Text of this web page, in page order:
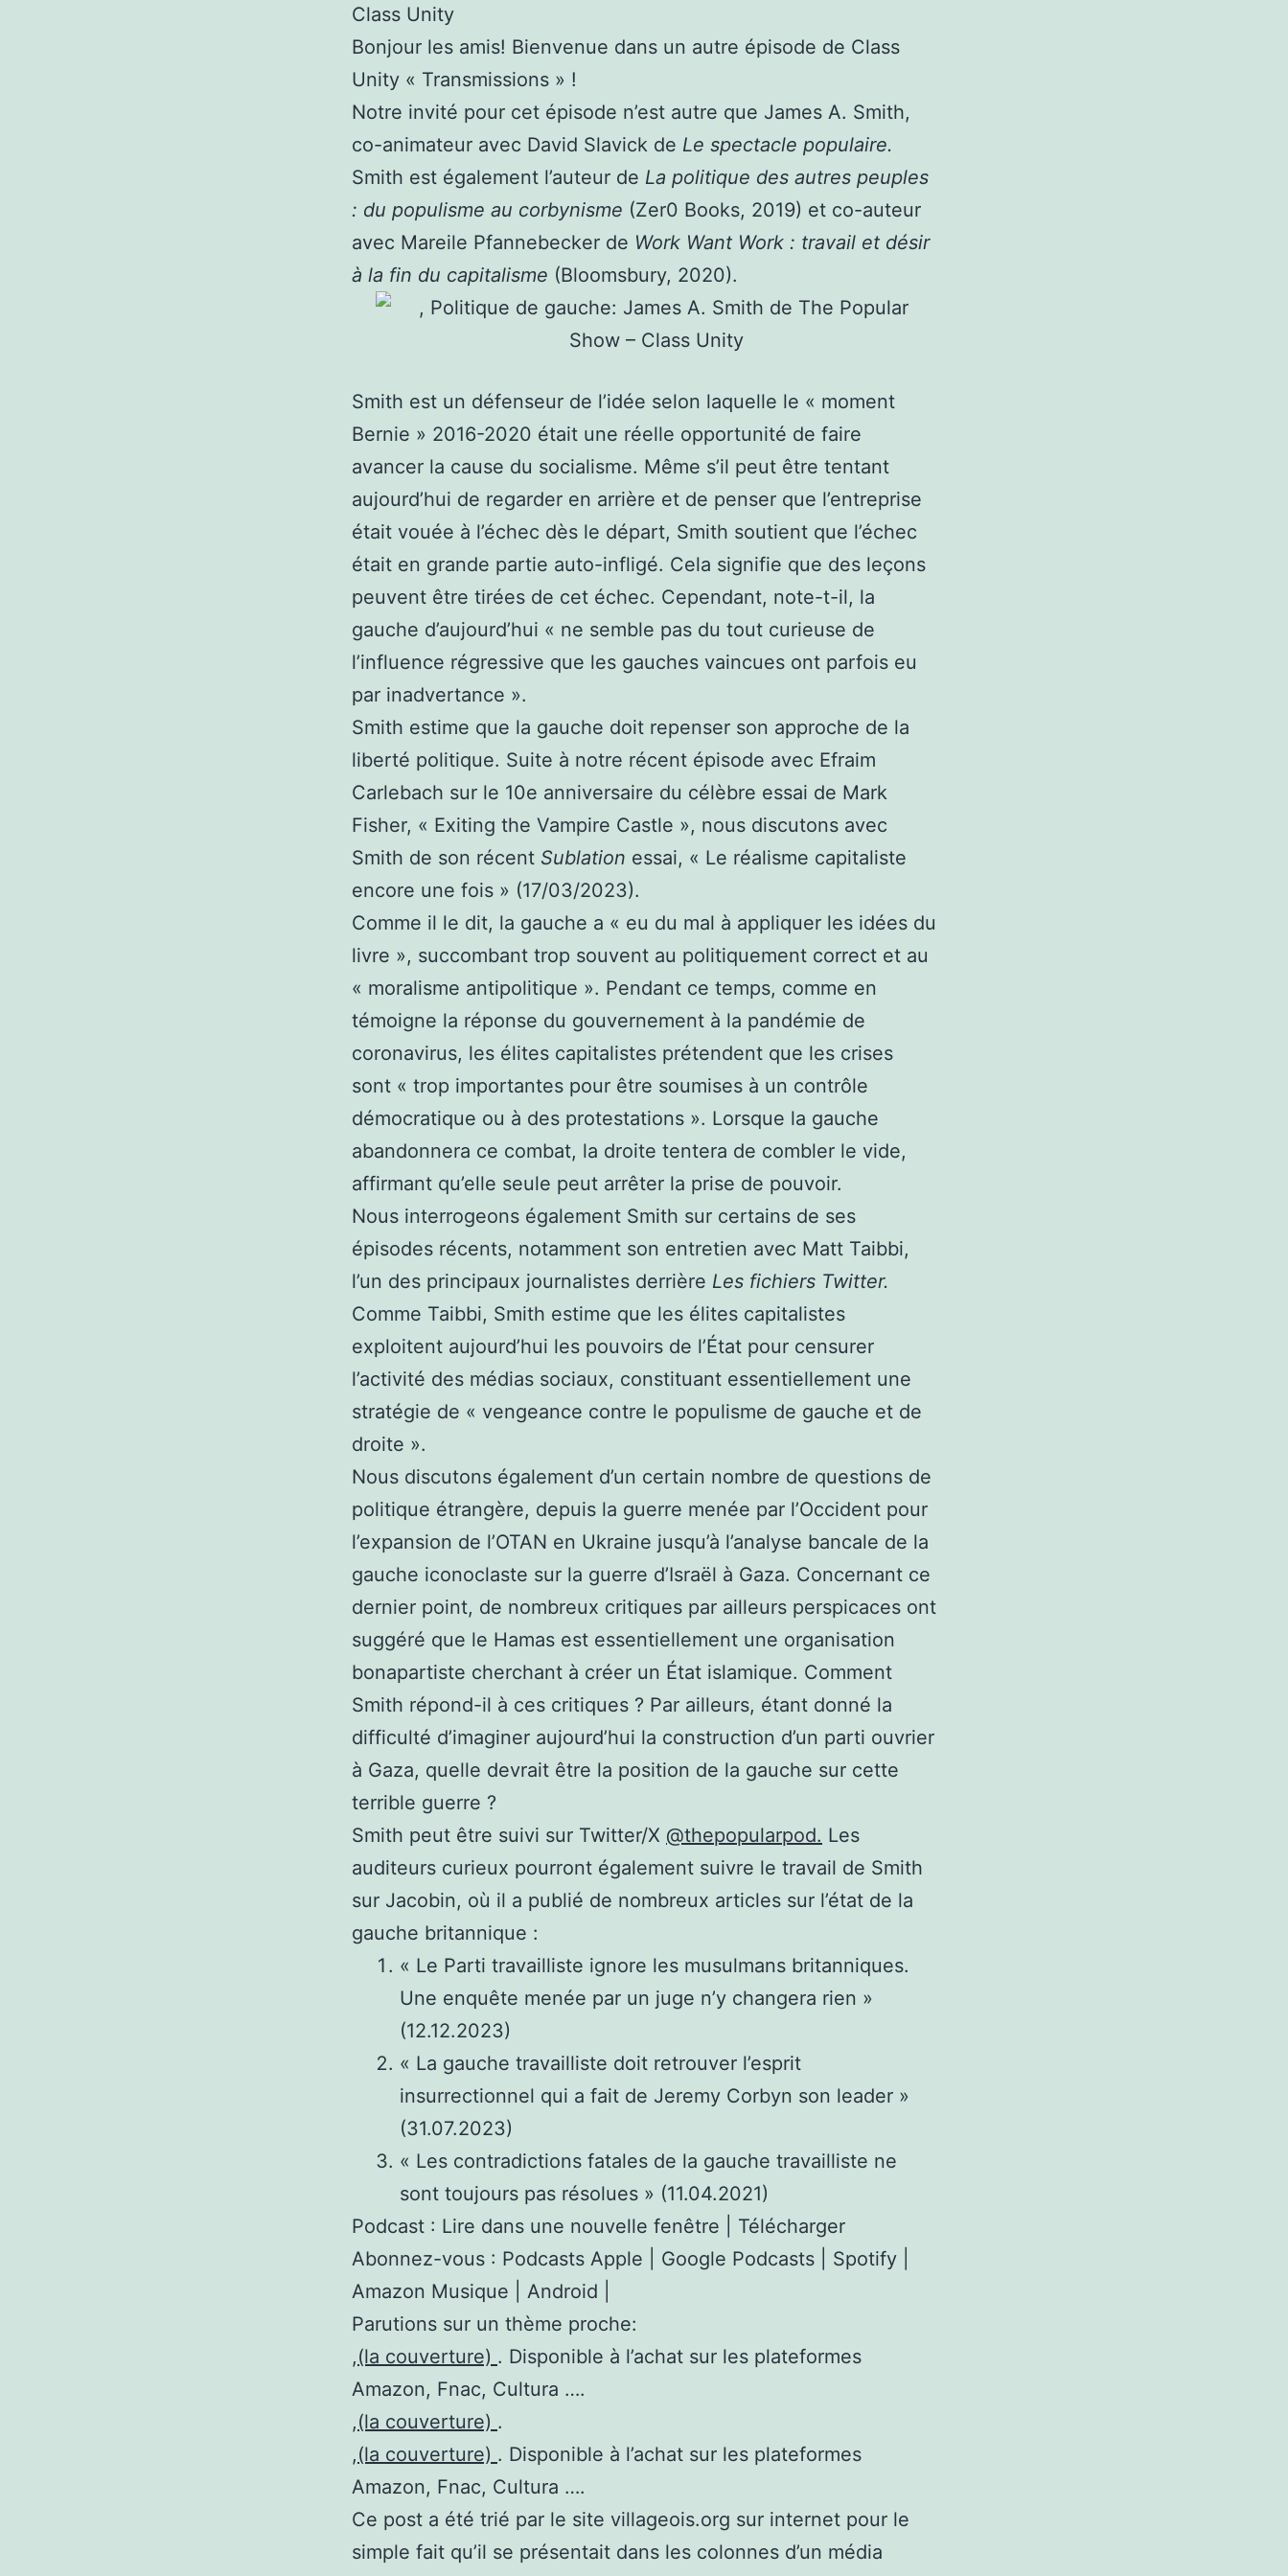
Bonjour les amis! Bienvenue dans un autre épisode de Class
Unity « Transmissions » !
Notre invité pour cet épisode n’est autre que James A. Smith,
co-animateur avec David Slavick de Le spectacle populaire.
Smith est également l’auteur de La politique des autres peuples
: du populisme au corbynisme (Zer0 Books, 2019) et co-auteur
avec Mareile Pfannebecker de Work Want Work : travail et désir
à la fin du capitalisme (Bloomsbury, 2020).
Smith est un défenseur de l’idée selon laquelle le « moment
Bernie » 2016-2020 était une réelle opportunité de faire
avancer la cause du socialisme. Même s’il peut être tentant
aujourd’hui de regarder en arrière et de penser que l’entreprise
était vouée à l’échec dès le départ, Smith soutient que l’échec
était en grande partie auto-infligé. Cela signifie que des leçons
peuvent être tirées de cet échec. Cependant, note-t-il, la
gauche d’aujourd’hui « ne semble pas du tout curieuse de
l’influence régressive que les gauches vaincues ont parfois eu
par inadvertance ».
Smith estime que la gauche doit repenser son approche de la
liberté politique. Suite à notre récent épisode avec Efraim
Carlebach sur le 10e anniversaire du célèbre essai de Mark
Fisher, « Exiting the Vampire Castle », nous discutons avec
Smith de son récent Sublation essai, « Le réalisme capitaliste
encore une fois » (17/03/2023).
Comme il le dit, la gauche a « eu du mal à appliquer les idées du
livre », succombant trop souvent au politiquement correct et au
« moralisme antipolitique ». Pendant ce temps, comme en
témoigne la réponse du gouvernement à la pandémie de
coronavirus, les élites capitalistes prétendent que les crises
sont « trop importantes pour être soumises à un contrôle
démocratique ou à des protestations ». Lorsque la gauche
abandonnera ce combat, la droite tentera de combler le vide,
affirmant qu’elle seule peut arrêter la prise de pouvoir.
Nous interrogeons également Smith sur certains de ses
épisodes récents, notamment son entretien avec Matt Taibbi,
l’un des principaux journalistes derrière Les fichiers Twitter.
Comme Taibbi, Smith estime que les élites capitalistes
exploitent aujourd’hui les pouvoirs de l’État pour censurer
l’activité des médias sociaux, constituant essentiellement une
stratégie de « vengeance contre le populisme de gauche et de
droite ».
Nous discutons également d’un certain nombre de questions de
politique étrangère, depuis la guerre menée par l’Occident pour
l’expansion de l’OTAN en Ukraine jusqu’à l’analyse bancale de la
gauche iconoclaste sur la guerre d’Israël à Gaza. Concernant ce
dernier point, de nombreux critiques par ailleurs perspicaces ont
suggéré que le Hamas est essentiellement une organisation
bonapartiste cherchant à créer un État islamique. Comment
Smith répond-il à ces critiques ? Par ailleurs, étant donné la
difficulté d’imaginer aujourd’hui la construction d’un parti ouvrier
à Gaza, quelle devrait être la position de la gauche sur cette
terrible guerre ?
Smith peut être suivi sur Twitter/X @thepopularpod. Les
auditeurs curieux pourront également suivre le travail de Smith
sur Jacobin, où il a publié de nombreux articles sur l’état de la
gauche britannique :
« Le Parti travailliste ignore les musulmans britanniques.
Une enquête menée par un juge n’y changera rien »
(12.12.2023)
« La gauche travailliste doit retrouver l’esprit
insurrectionnel qui a fait de Jeremy Corbyn son leader »
(31.07.2023)
« Les contradictions fatales de la gauche travailliste ne
sont toujours pas résolues » (11.04.2021)
Podcast : Lire dans une nouvelle fenêtre | Télécharger
Abonnez-vous : Podcasts Apple | Google Podcasts | Spotify |
Amazon Musique | Android |
Parutions sur un thème proche:
,(la couverture) . Disponible à l’achat sur les plateformes
Amazon, Fnac, Cultura ….
,(la couverture) .
,(la couverture) . Disponible à l’achat sur les plateformes
Amazon, Fnac, Cultura ….
Ce post a été trié par le site villageois.org sur internet pour le
simple fait qu’il se présentait dans les colonnes d’un média